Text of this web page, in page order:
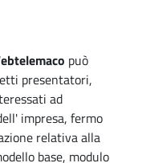
può
presentatori,
ad
impresa, fermo
relativa alla
base, modulo